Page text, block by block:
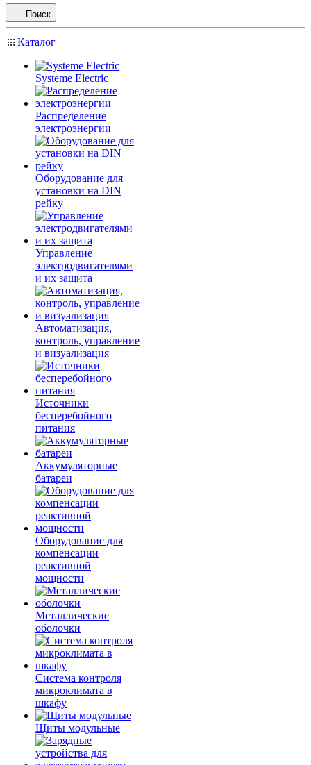
Поиск
Каталог
Systeme Electric
Распределение
электроэнергии
Оборудование для
установки на DIN
рейку
Управление
электродвигателями
и их защита
Автоматизация,
контроль, управление
и визуализация
Источники
бесперебойного
питания
Аккумуляторные
батареи
Оборудование для
компенсации
реактивной
мощности
Металлические
оболочки
Система контроля
микроклимата в
шкафу
Щиты модульные